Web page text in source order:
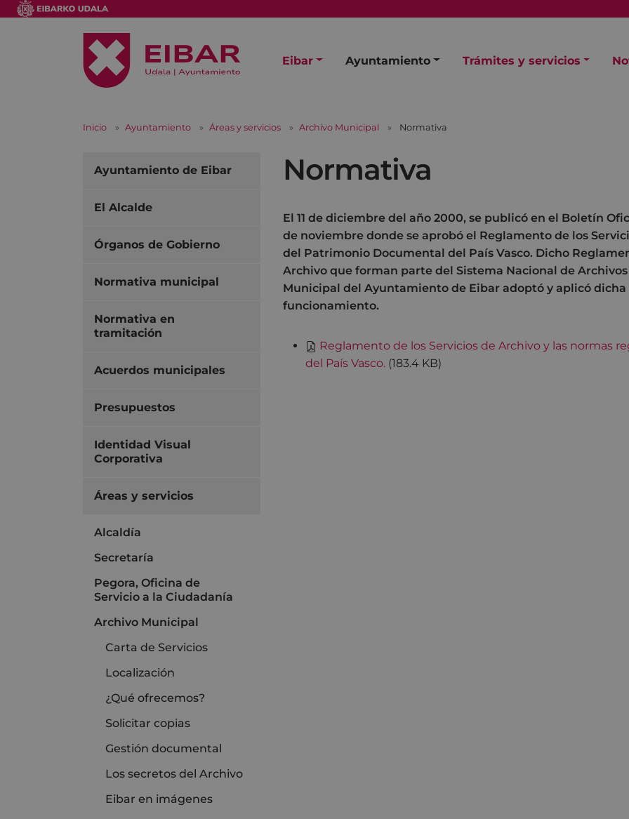
Eibar Ayuntamiento Trámites y servicios
Inicio Ayuntamiento Áreas y servicios Archivo Municipal Normativa
Normativa
El 11 de diciembre del año 2000, se publicó en el Boletín
de noviembre donde se aprobó el Reglamento de los
del Patrimonio Documental del País Vasco. Dicho
Archivo que forman parte del Sistema Nacional de
Municipal del Ayuntamiento de Eibar adoptó y aplicó
funcionamiento.
Reglamento de los Servicios de Archivo y las normas
del País Vasco. (183.4 KB)
Ayuntamiento de Eibar
El Alcalde
Órganos de Gobierno
Normativa municipal
Normativa en
tramitación
Acuerdos municipales
Presupuestos
Identidad Visual
Corporativa
Áreas y servicios
Alcaldía
Secretaría
Pegora, Oficina de
Servicio a la Ciudadanía
Archivo Municipal
Carta de Servicios
Localización
¿Qué ofrecemos?
Solicitar copias
Gestión documental
Los secretos del Archivo
Eibar en imágenes